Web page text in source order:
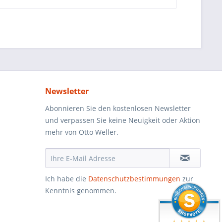
Newsletter
Abonnieren Sie den kostenlosen Newsletter
und verpassen Sie keine Neuigkeit oder Aktion
mehr von Otto Weller.
Ich habe die Datenschutzbestimmungen zur
Kenntnis genommen.